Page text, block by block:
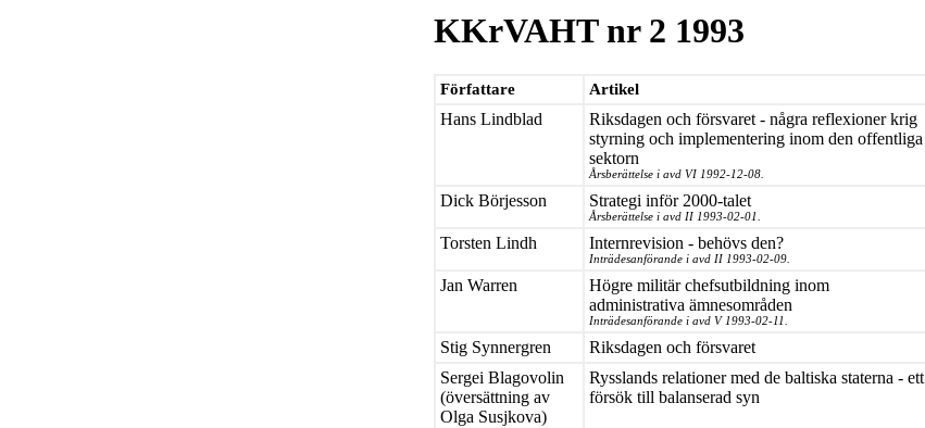
KKrVAHT nr 2 1993
Författare Artikel
Hans Lindblad
Riksdagen och försvaret - några reflexioner krig
styrning och implementering inom den offentliga
sektorn
Årsberättelse i avd VI 1992-12-08.
Dick Börjesson Strategi inför 2000-talet
Årsberättelse i avd II 1993-02-01.
Torsten Lindh Internrevision - behövs den?
Inträdesanförande i avd II 1993-02-09.
Jan Warren
Högre militär chefsutbildning inom
administrativa ämnesområden
Inträdesanförande i avd V 1993-02-11.
Stig Synnergren Riksdagen och försvaret
Sergei Blagovolin
(översättning av
Olga Susjkova)
Rysslands relationer med de baltiska staterna - ett
försök till balanserad syn